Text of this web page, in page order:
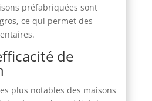
préfabriquées sont
ce qui permet des
de
plus notables des maisons